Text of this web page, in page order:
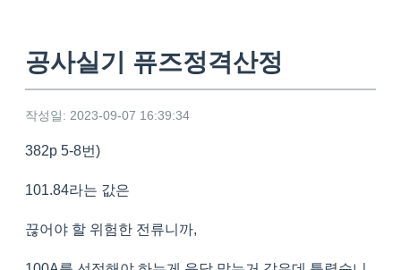
공사실기 퓨즈정격산정
작성일: 2023-09-07 16:39:34
382p 5-8번)
101.84라는 값은
끊어야 할 위험한 전류니까,